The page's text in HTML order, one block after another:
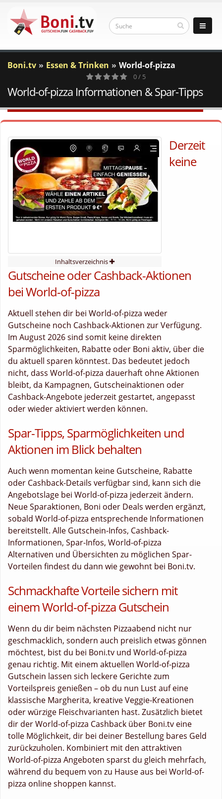
Boni.tv Essen & Trinken World-of-pizza
0
Votes
0 / 5
World-of-pizza Informationen & Spar-Tipps
Inhaltsverzeichnis
Derzeit
keine
Gutscheine oder Cashback-Aktionen
bei World-of-pizza
Aktuell stehen dir bei World-of-pizza weder
Gutscheine noch Cashback-Aktionen zur Verfügung.
Im August 2026 sind somit keine direkten
Sparmöglichkeiten, Rabatte oder Boni aktiv, über die
du aktuell sparen könntest. Das bedeutet jedoch
nicht, dass World-of-pizza dauerhaft ohne Aktionen
bleibt, da Kampagnen, Gutscheinaktionen oder
Cashback-Angebote jederzeit gestartet, angepasst
oder wieder aktiviert werden können.
Spar-Tipps, Sparmöglichkeiten und
Aktionen im Blick behalten
Auch wenn momentan keine Gutscheine, Rabatte
oder Cashback-Details verfügbar sind, kann sich die
Angebotslage bei World-of-pizza jederzeit ändern.
Neue Sparaktionen, Boni oder Deals werden ergänzt,
sobald World-of-pizza entsprechende Informationen
bereitstellt. Alle Gutschein-Infos, Cashback-
Informationen, Spar-Infos, World-of-pizza
Alternativen und Übersichten zu möglichen Spar-
Vorteilen findest du dann wie gewohnt bei Boni.tv.
Schmackhafte Vorteile sichern mit
einem World-of-pizza Gutschein
Wenn du dir beim nächsten Pizzaabend nicht nur
geschmacklich, sondern auch preislich etwas gönnen
möchtest, bist du bei Boni.tv und World-of-pizza
genau richtig. Mit einem aktuellen World-of-pizza
Gutschein lassen sich leckere Gerichte zum
Vorteilspreis genießen – ob du nun Lust auf eine
klassische Margherita, kreative Veggie-Kreationen
oder würzige Fleischvarianten hast. Zusätzlich bietet
dir der World-of-pizza Cashback über Boni.tv eine
tolle Möglichkeit, dir bei deiner Bestellung bares Geld
zurückzuholen. Kombiniert mit den attraktiven
World-of-pizza Angeboten sparst du gleich mehrfach,
während du bequem von zu Hause aus bei World-of-
pizza online shoppen kannst.